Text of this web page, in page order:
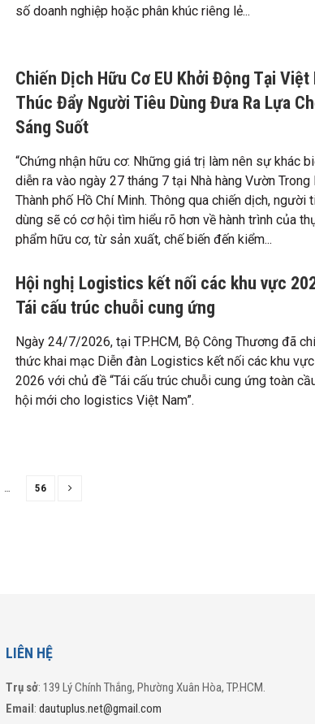
số doanh nghiệp hoặc phân khúc riêng lẻ...
Chiến Dịch Hữu Cơ EU Khởi Động Tại Việt
Thúc Đẩy Người Tiêu Dùng Đưa Ra Lựa
Sáng Suốt
“Chứng nhận hữu cơ: Những giá trị làm nên sự khác
diễn ra vào ngày 27 tháng 7 tại Nhà hàng Vườn Trong
Thành phố Hồ Chí Minh. Thông qua chiến dịch, người
dùng sẽ có cơ hội tìm hiểu rõ hơn về hành trình của
phẩm hữu cơ, từ sản xuất, chế biến đến kiểm...
Hội nghị Logistics kết nối các khu vực
Tái cấu trúc chuỗi cung ứng
Ngày 24/7/2026, tại TP.HCM, Bộ Công Thương đã
thức khai mạc Diễn đàn Logistics kết nối các khu
2026 với chủ đề “Tái cấu trúc chuỗi cung ứng toàn
hội mới cho logistics Việt Nam”.
56
LIÊN HỆ
Trụ sở: 139 Lý Chính Thắng, Phường Xuân Hòa, TP.HCM.
Email:dautuplus.net@gmail.com